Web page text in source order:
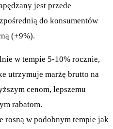
jest przede
do konsumentów
(+9%).
w tempie 5-10% rocznie,
utrzymuje marżę brutto na
cenom, lepszemu
rabatom.
w podobnym tempie jak